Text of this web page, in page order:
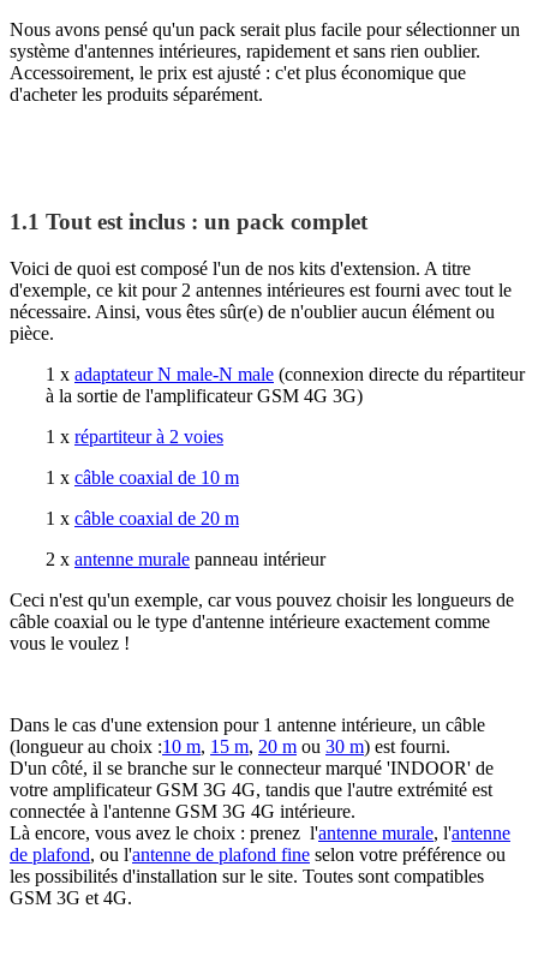
Nous avons pensé qu'un pack serait plus facile pour sélectionner un
système d'antennes intérieures, rapidement et sans rien oublier.
Accessoirement, le prix est ajusté : c'et plus économique que
d'acheter les produits séparément.
1.1 Tout est inclus : un pack complet
Voici de quoi est composé l'un de nos kits d'extension. A titre
d'exemple, ce kit pour 2 antennes intérieures est fourni avec tout le
nécessaire. Ainsi, vous êtes sûr(e) de n'oublier aucun élément ou
pièce.
1 x adaptateur N male-N male (connexion directe du répartiteur
à la sortie de l'amplificateur GSM 4G 3G)
1 x répartiteur à 2 voies
1 x câble coaxial de 10 m
1 x câble coaxial de 20 m
2 x antenne murale panneau intérieur
Ceci n'est qu'un exemple, car vous pouvez choisir les longueurs de
câble coaxial ou le type d'antenne intérieure exactement comme
vous le voulez !
Dans le cas d'une extension pour 1 antenne intérieure, un câble
(longueur au choix :10 m, 15 m, 20 m ou 30 m) est fourni.
D'un côté, il se branche sur le connecteur marqué 'INDOOR' de
votre amplificateur GSM 3G 4G, tandis que l'autre extrémité est
connectée à l'antenne GSM 3G 4G intérieure.
Là encore, vous avez le choix : prenez l'antenne murale, l'antenne
de plafond, ou l'antenne de plafond fine selon votre préférence ou
les possibilités d'installation sur le site. Toutes sont compatibles
GSM 3G et 4G.